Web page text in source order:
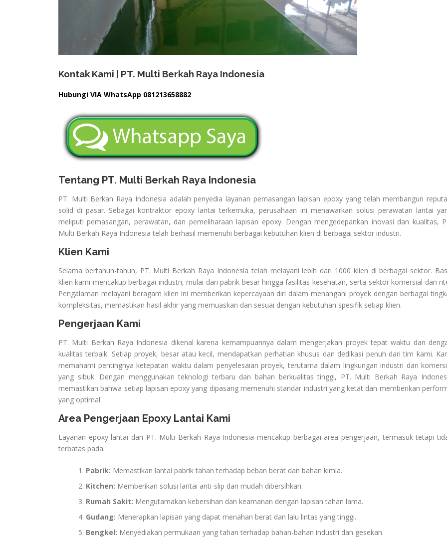
Kontak Kami | PT. Multi Berkah Raya Indonesia
Hubungi VIA WhatsApp 081213658882
Tentang PT. Multi Berkah Raya Indonesia
PT. Multi Berkah Raya Indonesia adalah penyedia layanan pemasangan lapisan epoxy yang telah membangun
solid di pasar. Sebagai kontraktor epoxy lantai terkemuka, perusahaan ini menawarkan solusi perawatan lantai
meliputi pemasangan, perawatan, dan pemeliharaan lapisan epoxy. Dengan mengedepankan inovasi dan kualitas,
Multi Berkah Raya Indonesia telah berhasil memenuhi berbagai kebutuhan klien di berbagai sektor industri.
Klien Kami
Selama bertahun-tahun, PT. Multi Berkah Raya Indonesia telah melayani lebih dari 1000 klien di berbagai sektor.
klien kami mencakup berbagai industri, mulai dari pabrik besar hingga fasilitas kesehatan, serta sektor komersial dan
Pengalaman melayani beragam klien ini memberikan kepercayaan diri dalam menangani proyek dengan berbagai
kompleksitas, memastikan hasil akhir yang memuaskan dan sesuai dengan kebutuhan spesifik setiap klien.
Pengerjaan Kami
PT. Multi Berkah Raya Indonesia dikenal karena kemampuannya dalam mengerjakan proyek tepat waktu dan
kualitas terbaik. Setiap proyek, besar atau kecil, mendapatkan perhatian khusus dan dedikasi penuh dari tim kami.
memahami pentingnya ketepatan waktu dalam penyelesaian proyek, terutama dalam lingkungan industri dan
yang sibuk. Dengan menggunakan teknologi terbaru dan bahan berkualitas tinggi, PT. Multi Berkah Raya
memastikan bahwa setiap lapisan epoxy yang dipasang memenuhi standar industri yang ketat dan memberikan
yang optimal.
Area Pengerjaan Epoxy Lantai Kami
Layanan epoxy lantai dari PT. Multi Berkah Raya Indonesia mencakup berbagai area pengerjaan, termasuk tetapi
terbatas pada:
Pabrik: Memastikan lantai pabrik tahan terhadap beban berat dan bahan kimia.
Kitchen: Memberikan solusi lantai anti-slip dan mudah dibersihkan.
Rumah Sakit: Mengutamakan kebersihan dan keamanan dengan lapisan tahan lama.
Gudang: Menerapkan lapisan yang dapat menahan berat dan lalu lintas yang tinggi.
Bengkel: Menyediakan permukaan yang tahan terhadap bahan-bahan industri dan gesekan.